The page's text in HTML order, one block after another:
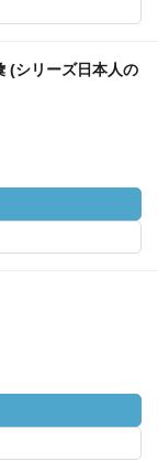
(シリーズ日本人の